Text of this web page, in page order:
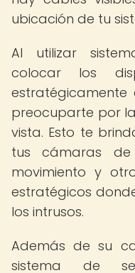
ubicación de tu
Al utilizar
colocar los
preocuparte por
vista. Esto te
tus cámaras de
movimiento y
estratégicos
los intrusos.
Además de su
sistema de